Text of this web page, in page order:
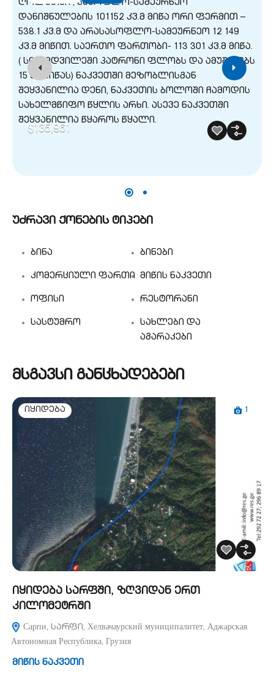
$135,961
უძრავი ქონების ტიპები
ბინა ბინები
კომერციული ფართი მიწის ნაკვეთი
ოფისი რესტორანი
სასტუმრო
სახლები და
აგარაკები
მსგავსი განცხადებები
იყიდება 1
იყიდება სარფში, ზღვიდან ერთ
კილომეტრში
Сарпи, სარფი, Хелвачаурский муниципалитет, Аджарская
Автономная Республика, Грузия
მიწის ნაკვეთი